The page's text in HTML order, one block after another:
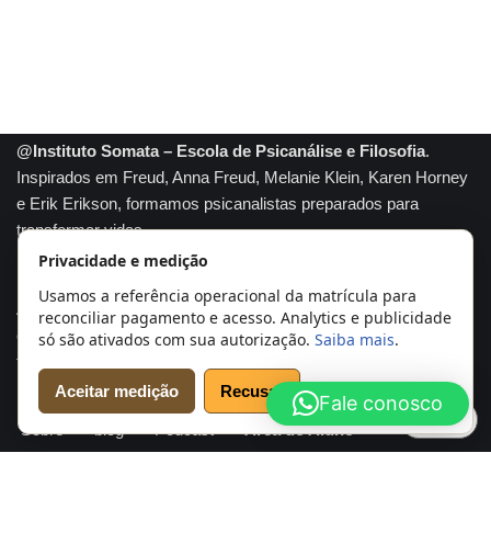
@Instituto Somata – Escola de Psicanálise e Filosofia.
Inspirados em Freud, Anna Freud, Melanie Klein, Karen Horney
e Erik Erikson, formamos psicanalistas preparados para
transformar vidas.
Somata marca registrada
A tradição e conhecimento se unem para formar profissionais
capazes de compreender profundamente a mente humana e
transformar realidades. Psicanálise com propósito.
Início Cursos Agendar Análise
Psicanalistas
Sobre
blog Podcast Área do Aluno
Fale conosco
Privacidade e medição
Usamos a referência operacional da matrícula para
reconciliar pagamento e acesso. Analytics e publicidade
só são ativados com sua autorização. Saiba mais.
Aceitar medição Recusar
Cookies